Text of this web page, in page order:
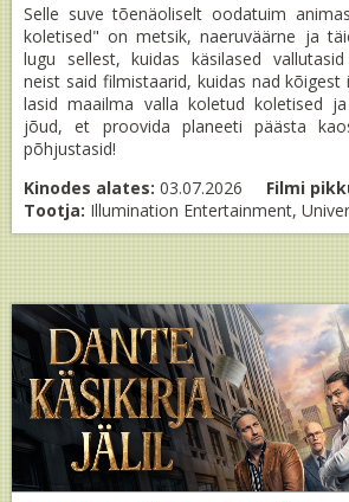
Selle suve tõenäoliselt oodatuim
koletised" on metsik, naeruväärne ja
lugu sellest, kuidas käsilased
neist said filmistaarid, kuidas nad kõigest
lasid maailma valla koletud koletised
jõud, et proovida planeeti päästa
põhjustasid!
Kinodes alates: 03.07.2026 Filmi
Tootja: Illumination Entertainment,